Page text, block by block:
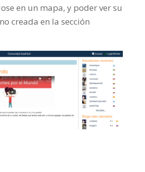
en un mapa, y poder ver su
creada en la sección